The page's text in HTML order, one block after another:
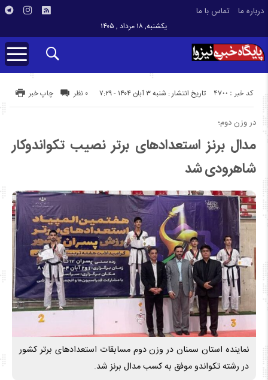
درباره ما تماس با ما
یکشنبه, ۱۸ مرداد , ۱۴۰۵
تاریخ انتشار : شنبه ۳ آبان ۱۴۰۴ - ۷:۲۹ کد خبر : 4700 چاپ خبر ۰ نظر
در وزن دوم؛
مدال برنز استعدادهای برتر نصیب تکواندوکار
شاهرودی شد
نماینده استان سمنان در وزن دوم مسابقات استعدادهای برتر کشور
در رشته تکواندو موفق به کسب مدال برنز شد.